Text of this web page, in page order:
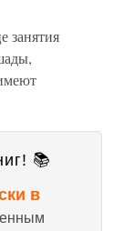
занятия
📚
в